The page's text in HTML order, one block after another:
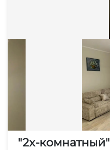
"2х-комнатный"